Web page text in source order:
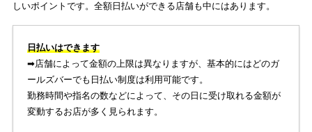
しいポイントです。全額日払いができる店舗も中にはあります。
日払いはできます
➡︎店舗によって金額の上限は異なりますが、基本的にはどのガ
ールズバーでも日払い制度は利用可能です。
勤務時間や指名の数などによって、その日に受け取れる金額が
変動するお店が多く見られます。